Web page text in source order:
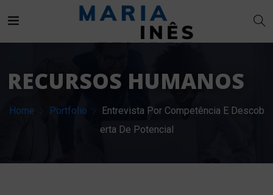
RECURSOS HUMANOS
Home Portfolio
Entrevista Por Competência E Descob
erta De Potencial